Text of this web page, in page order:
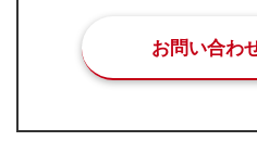
お問い合わ